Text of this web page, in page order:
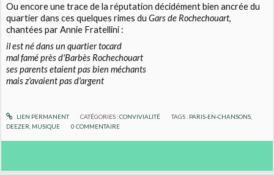
Ou encore une trace de la réputation décidément bien ancrée du
quartier dans ces quelques rimes duGars de Rochechouart,
chantées par Annie Fratellini :
il est né dans un quartier tocard
mal famé près d'Barbès Rochechouart
ses parents etaient pas bien méchants
mais z'avaient pas d'argent
LIEN PERMANENT CATÉGORIES :CONVIVIALITÉ TAGS : PARIS-EN-CHANSONS
DEEZER MUSIQUE 0 COMMENTAIRE